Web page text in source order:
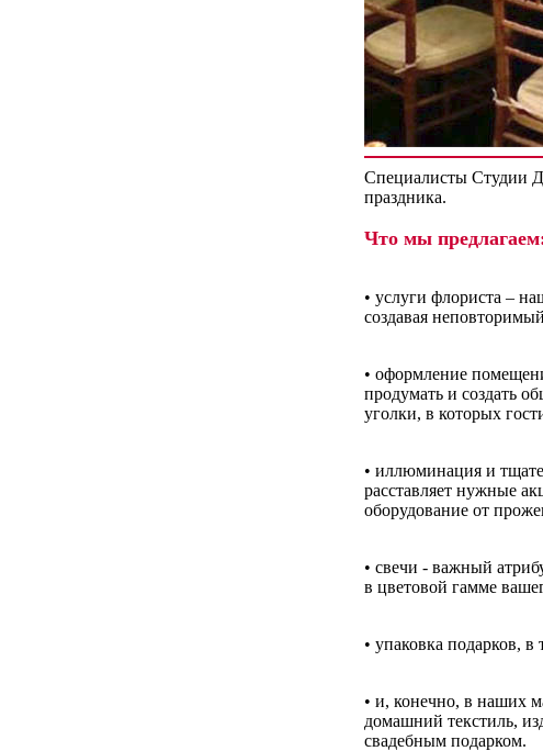
Специалисты Студии
праздника.
Что мы
• услуги флориста –
создавая
• оформление
продумать и создать
уголки, в которых
• иллюминация и
расставляет нужные
оборудование от
• свечи - важный
в цветовой гамме
• упаковка подарков, в
• и, конечно, в наших
домашний текстиль,
свадебным подарком.